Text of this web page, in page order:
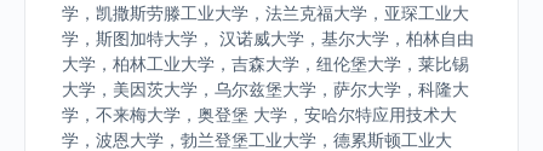
学，凯撒斯劳滕工业大学，法兰克福大学，亚琛工业大
学，斯图加特大学， 汉诺威大学，基尔大学，柏林自由
大学，柏林工业大学，吉森大学，纽伦堡大学，莱比锡
大学，美因茨大学，乌尔兹堡大学，萨尔大学，科隆大
学，不来梅大学，奥登堡 大学，安哈尔特应用技术大
学，波恩大学，勃兰登堡工业大学，德累斯顿工业大